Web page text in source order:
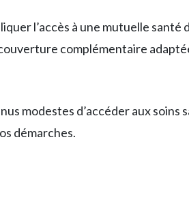
l’accès à une mutuelle santé
complémentaire
modestes d’accéder aux soins
démarches.